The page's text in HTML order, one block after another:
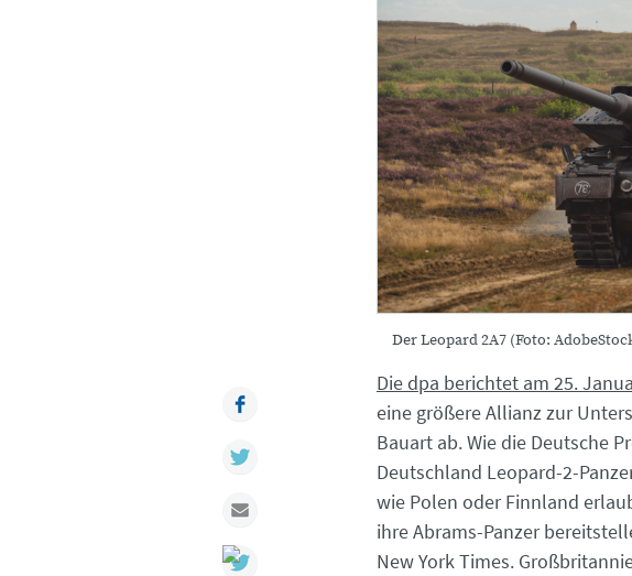
Der Leopard 2A7 (Foto:
Die dpa berichtet am 25.
eine größere Allianz zur
Bauart ab. Wie die Deutsche
Deutschland Leopard-2-
wie Polen oder Finnland
ihre Abrams-Panzer
New York Times.